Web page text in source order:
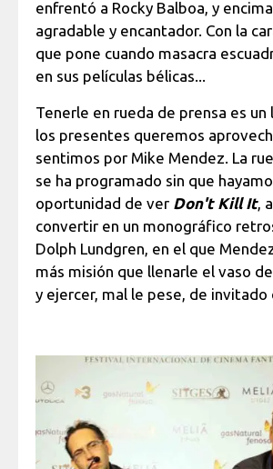
enfrentó a Rocky Balboa, y
agradable y encantador. Con la
que pone cuando masacra
en sus películas bélicas...
Tenerle en rueda de prensa es
los presentes queremos
sentimos por Mike Mendez. La
se ha programado sin que
oportunidad de ver Don't Kill It,
convertir en un monográfico
Dolph Lundgren, en el que
más misión que llenarle el vaso
y ejercer, mal le pese, de invitado